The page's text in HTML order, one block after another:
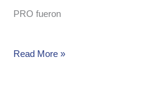
PRO fueron
Read More »